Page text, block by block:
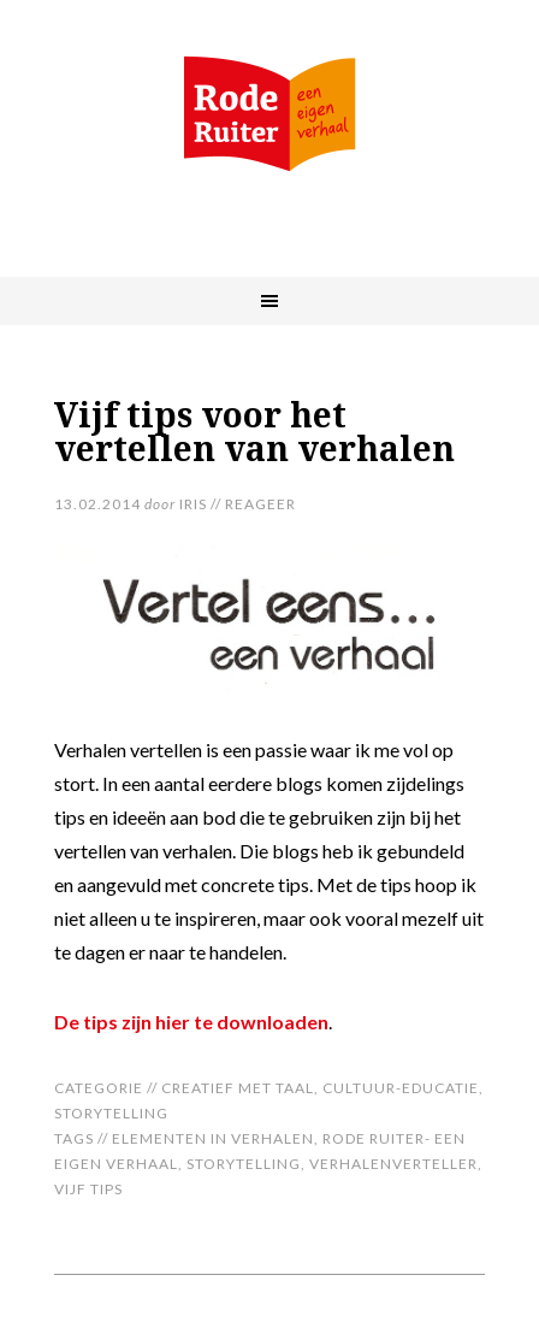
Vijf tips voor het
vertellen van verhalen
13.02.2014 door IRIS // REAGEER
Verhalen vertellen is een passie waar ik me vol op
stort. In een aantal eerdere blogs komen zijdelings
tips en ideeën aan bod die te gebruiken zijn bij het
vertellen van verhalen. Die blogs heb ik gebundeld
en aangevuld met concrete tips. Met de tips hoop ik
niet alleen u te inspireren, maar ook vooral mezelf uit
te dagen er naar te handelen.
De tips zijn hier te downloaden.
CATEGORIE // CREATIEF MET TAAL, CULTUUR-EDUCATIE,
STORYTELLING
TAGS // ELEMENTEN IN VERHALEN, RODE RUITER- EEN
EIGEN VERHAAL, STORYTELLING, VERHALENVERTELLER,
VIJF TIPS